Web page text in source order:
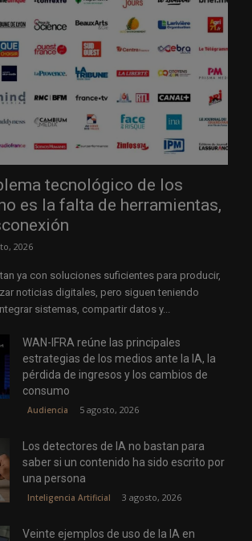
tecnológico de los
es la falta de herramientas,
2026
ya con soluciones suficientes para producir,
noticias digitales, pero siguen teniendo
sistemas, compartir datos y...
WAN-IFRA reúne las principales
estrategias de los medios ante la IA, la
pérdida de ingresos y los cambios de
consumo
Audiencia 5 agosto, 2026
Los detectores de IA no bastan para
saber si un contenido ha sido escrito por
una persona
Inteligencia Artificial 3 agosto, 2026
Veinte ejemplos de uso de la IA en